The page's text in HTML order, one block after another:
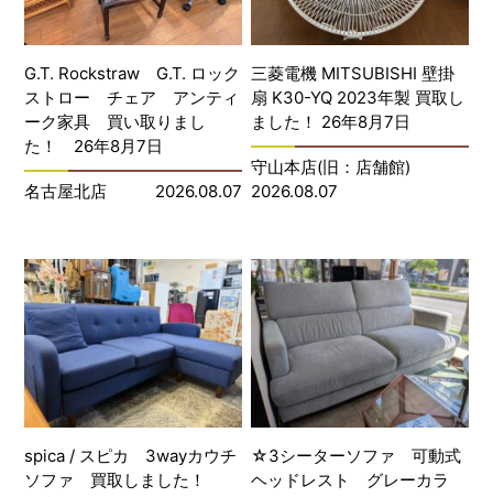
G.T. Rockstraw G.T. ロック
ストロー チェア アンティ
ーク家具 買い取りまし
た！ 26年8月7日
名古屋北店 2026.08.07
三菱電機 MITSUBISHI 壁掛
扇 K30-YQ 2023年製 買取し
ました！ 26年8月7日
守山本店(旧：店舗館)
2026.08.07
spica / スピカ 3wayカウチ
ソファ 買取しました！
☆3シーターソファ 可動式
ヘッドレスト グレーカラ